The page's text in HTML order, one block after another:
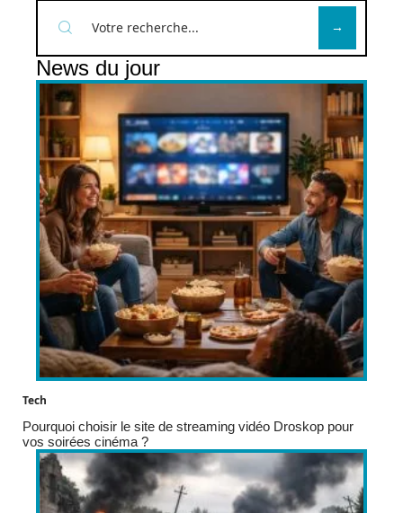
News du jour
Tech
Pourquoi choisir le site de streaming vidéo Droskop pour
vos soirées cinéma ?